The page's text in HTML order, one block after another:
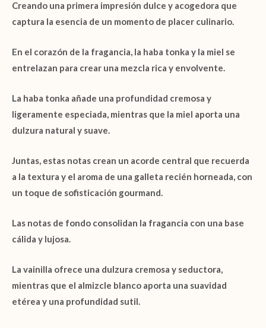
Creando una primera impresión dulce y acogedora que
captura la esencia de un momento de placer culinario.
En el corazón de la fragancia, la haba tonka y la miel se
entrelazan para crear una mezcla rica y envolvente.
La haba tonka añade una profundidad cremosa y
ligeramente especiada, mientras que la miel aporta una
dulzura natural y suave.
Juntas, estas notas crean un acorde central que recuerda
a la textura y el aroma de una galleta recién horneada, con
un toque de sofisticación gourmand.
Las notas de fondo consolidan la fragancia con una base
cálida y lujosa.
La vainilla ofrece una dulzura cremosa y seductora,
mientras que el almizcle blanco aporta una suavidad
etérea y una profundidad sutil.